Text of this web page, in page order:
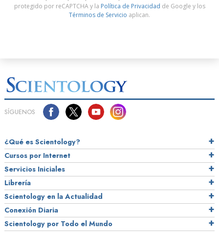
protegido por reCAPTCHA y la Política de Privacidad de Google y los
Términos de Servicio aplican.
SÍGUENOS
¿Qué es Scientology?
Cursos por Internet
Servicios Iniciales
Librería
Scientology en la Actualidad
Conexión Diaria
Scientology por Todo el Mundo